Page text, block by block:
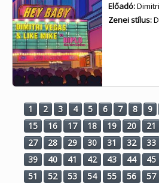
Előadó:
Zenei stílus:
1 2 3 4 5 6 7 8 9
15
16 17 18 19 20 21
27
28 29 30 31 32 33
39
40 41 42 43 44 45
51
52 53 54 55 56 57